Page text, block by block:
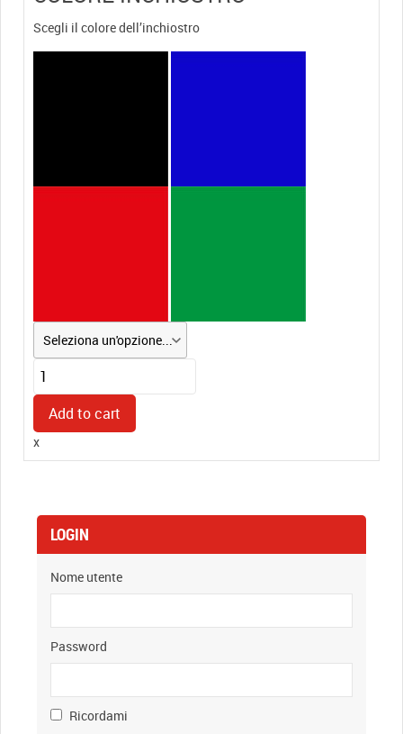
Scegli il colore dell’inchiostro
Inchiostro
COLOP
Micro
3
–
Add to cart
x
LOGIN
Nome utente
Password
Ricordami